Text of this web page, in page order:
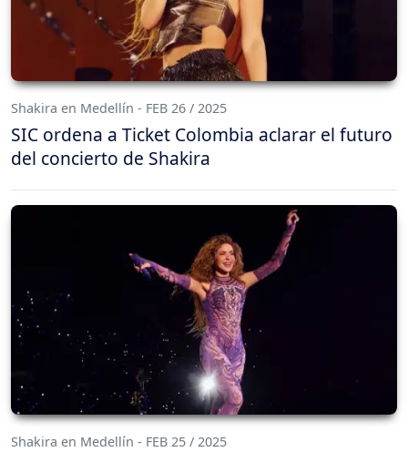
Shakira en Medellín - FEB 26 / 2025
SIC ordena a Ticket Colombia aclarar el futuro
del concierto de Shakira
Shakira en Medellín - FEB 25 / 2025